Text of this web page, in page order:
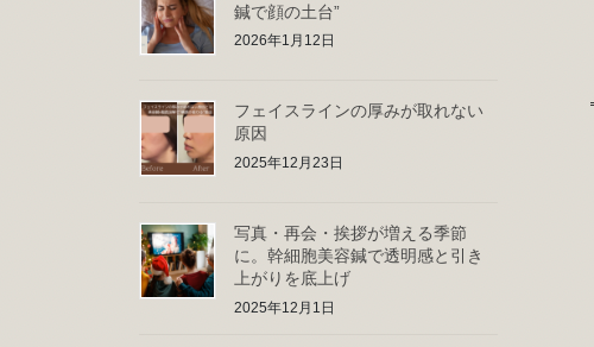
鍼で顔の土台”
2026年1月12日
フェイスラインの厚みが取れない
原因
2025年12月23日
写真・再会・挨拶が増える季節
に。幹細胞美容鍼で透明感と引き
上がりを底上げ
2025年12月1日